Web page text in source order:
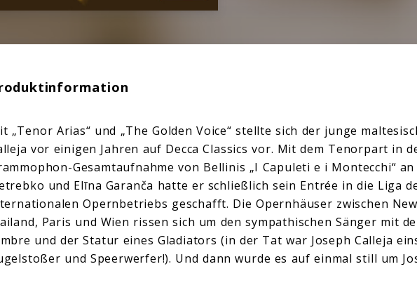
„Tenor Arias“ und „The Golden Voice“ stellte sich der junge
vor einigen Jahren auf Decca Classics vor. Mit dem Tenorpart in
Gesamtaufnahme von Bellinis „I Capuleti e i Montecchi“
und Elīna Garanča hatte er schließlich sein Entrée in die Liga
Opernbetriebs geschafft. Die Opernhäuser zwischen
Paris und Wien rissen sich um den sympathischen Sänger mit
und der Statur eines Gladiators (in der Tat war Joseph Calleja
und Speerwerfer!). Und dann wurde es auf einmal still um